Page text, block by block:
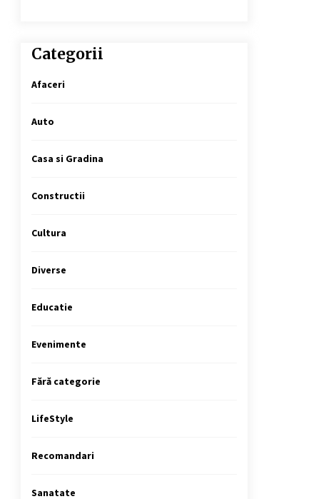
Categorii
Afaceri
Auto
Casa si Gradina
Constructii
Cultura
Diverse
Educatie
Evenimente
Fără categorie
LifeStyle
Recomandari
Sanatate